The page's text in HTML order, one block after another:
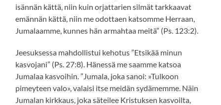
isännän kättä, niin kuin orjattarien silmät tarkkaavat
emännän kättä, niin me odottaen katsomme Herraan,
Jumalaamme, kunnes hän armahtaa meitä” (Ps. 123:2).
Jeesuksessa mahdollistui kehotus ”Etsikää minun
kasvojani” (Ps. 27:8). Hänessä me saamme katsoa
Jumalaa kasvoihin. ”Jumala, joka sanoi: »Tulkoon
pimeyteen valo», valaisi itse meidän sydämemme. Näin
Jumalan kirkkaus, joka säteilee Kristuksen kasvoilta,